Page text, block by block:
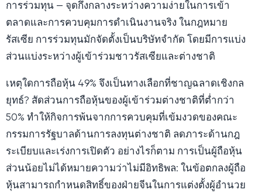
การร่วมทุน — จุดกึ่งกลางระหว่างความง่ายในการเข้า
ตลาดและการควบคุมการดำเนินงานจริง ในกฎหมาย
รัสเซีย การร่วมทุนมักจัดตั้งเป็นบริษัทจำกัด โดยมีการแบ่ง
ส่วนแบ่งระหว่างผู้เข้าร่วมชาวรัสเซียและต่างชาติ
เหตุใดการถือหุ้น 49% จึงเป็นทางเลือกที่ชาญฉลาดเชิงกล
ยุทธ์? สัดส่วนการถือหุ้นของผู้เข้าร่วมต่างชาติที่ต่ำกว่า
50% ทำให้กิจการพ้นจากการควบคุมที่เข้มงวดของคณะ
กรรมการรัฐบาลด้านการลงทุนต่างชาติ ลดภาระด้านกฎ
ระเบียบและเร่งการเปิดตัว อย่างไรก็ตาม การเป็นผู้ถือหุ้น
ส่วนน้อยไม่ได้หมายความว่าไม่มีอิทธิพล: ในข้อตกลงผู้ถือ
หุ้นสามารถกำหนดสิทธิ์ของฝ่ายจีนในการแต่งตั้งผู้อำนวย